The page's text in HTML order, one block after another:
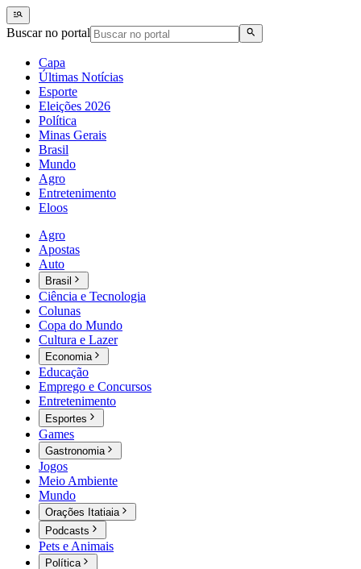
Buscar no portal
Capa
Últimas Notícias
Esporte
Eleições 2026
Política
Minas Gerais
Brasil
Mundo
Agro
Entretenimento
Eloos
Agro
Apostas
Auto
Brasil
Ciência e Tecnologia
Colunas
Copa do Mundo
Cultura e Lazer
Economia
Educação
Emprego e Concursos
Entretenimento
Esportes
Games
Gastronomia
Jogos
Meio Ambiente
Mundo
Orações Itatiaia
Podcasts
Pets e Animais
Política